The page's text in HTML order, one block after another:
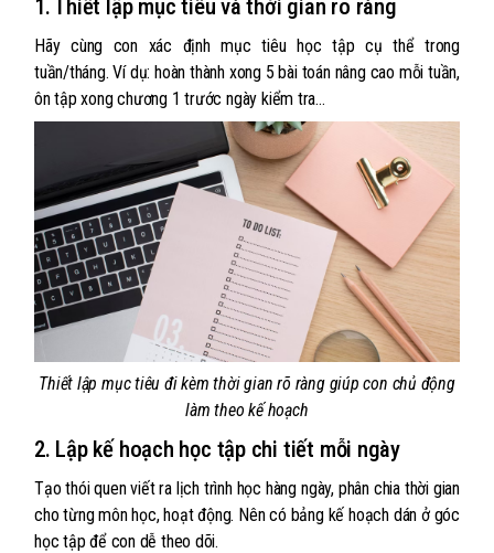
1. Thiết lập mục tiêu và thời gian rõ ràng
Hãy cùng con xác định mục tiêu học tập cụ thể trong
tuần/tháng. Ví dụ: hoàn thành xong 5 bài toán nâng cao mỗi tuần,
ôn tập xong chương 1 trước ngày kiểm tra…
Thiết lập mục tiêu đi kèm thời gian rõ ràng giúp con chủ động
làm theo kế hoạch
2. Lập kế hoạch học tập chi tiết mỗi ngày
Tạo thói quen viết ra lịch trình học hàng ngày, phân chia thời gian
cho từng môn học, hoạt động. Nên có bảng kế hoạch dán ở góc
học tập để con dễ theo dõi.